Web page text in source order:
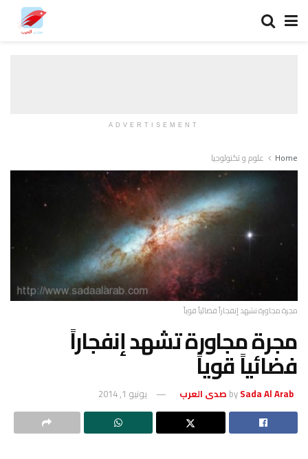
ADVERTISEMENT
Home علوم و تكنولوجيا
مجرة مجاورة تشهد إنفجاراً فضائياً قوياً
مجرة مجاورة تشهد إنفجاراً
فضائياً قوياً
bySada Al Arab صدى العرب يونيو 1, 2014